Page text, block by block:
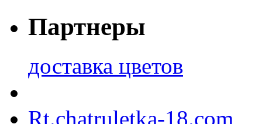
Партнеры
доставка цветов
Rt.chatruletka-18.com